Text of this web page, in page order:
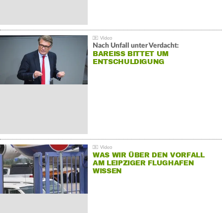
Nach Unfall unter Verdacht:
BAREISS BITTET UM E
NTSCHULDIGUNG
WAS WIR ÜBER DEN VORFALL
AM LEIPZIGER FLUGHAFEN
WISSEN